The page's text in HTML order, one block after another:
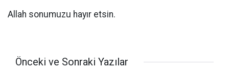
Allah sonumuzu hayır etsin.
Önceki ve Sonraki Yazılar